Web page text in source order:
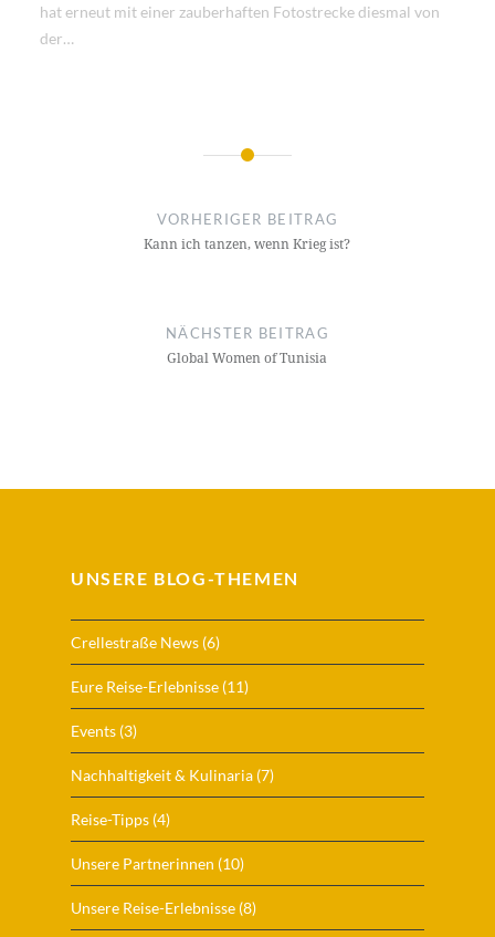
hat erneut mit einer zauberhaften Fotostrecke diesmal von
der…
Beitragsnavigation
VORHERIGER BEITRAG
Kann ich tanzen, wenn Krieg ist?
NÄCHSTER BEITRAG
Global Women of Tunisia
UNSERE BLOG-THEMEN
Crellestraße News(6)
Eure Reise-Erlebnisse(11)
Events(3)
Nachhaltigkeit & Kulinaria(7)
Reise-Tipps(4)
Unsere Partnerinnen (10)
Unsere Reise-Erlebnisse(8)